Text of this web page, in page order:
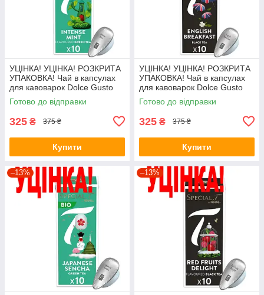
УЦІНКА! УЦІНКА! РОЗКРИТА
УПАКОВКА! Чай в капсулах
для кавоварок Dolce Gusto
"Intense Mint" 10 капсул
(потрібен адаптер)
Готово до відправки
325 ₴ 375 ₴
Купити
УЦІНКА! УЦІНКА! РОЗКРИТА
УПАКОВКА! Чай в капсулах
для кавоварок Dolce Gusto
"English Breakfast" 10 капсул
(потрібен адаптер)
Готово до відправки
325 ₴ 375 ₴
Купити
–13% –13%